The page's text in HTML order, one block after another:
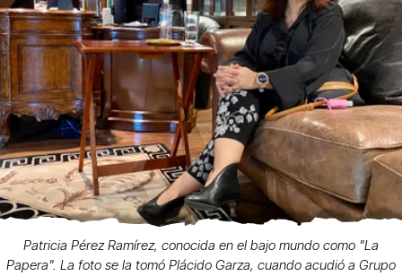
Patricia Pérez Ramírez, conocida en el bajo mundo como "La
Papera". La foto se la tomó Plácido Garza, cuando acudió a Grupo